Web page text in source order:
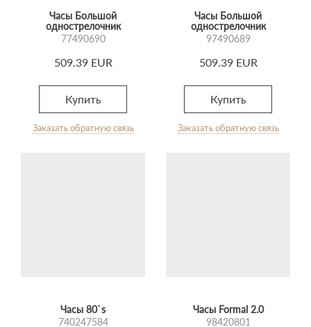
Часы Большой
однострелочник
77490690
509.39 EUR
Купить
Заказать обратную связь
Часы Большой
однострелочник
97490689
509.39 EUR
Купить
Заказать обратную связь
Часы 80`s
740247584
Часы Formal 2.0
98420801